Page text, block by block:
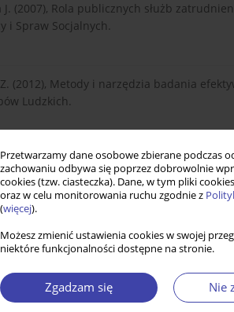
Przetwarzamy dane osobowe zbierane podczas
zachowaniu odbywa się poprzez dobrowolnie
cookies (tzw. ciasteczka). Dane, w tym pliki
oraz w celu monitorowania ruchu zgodnie z
(więcej).
Możesz zmienić ustawienia cookies w swojej
niektóre funkcjonalności dostępne na stronie.
Zgadzam się Nie
J. (2007), Rola publicznych służb
i Spraw Socjalnych.
(2012), Metody i narzędzia badania
Ludzkich.
zasoby. Nowa polityka rynku
urzędów pracy po ich
o stanie i strukturze zatrudnienia w